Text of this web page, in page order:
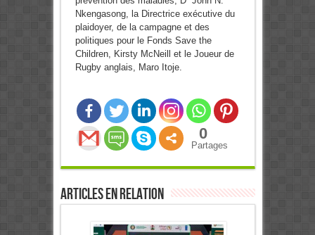
Nkengasong, la Directrice exécutive du
plaidoyer, de la campagne et des
politiques pour le Fonds Save the
Children, Kirsty McNeill et le Joueur de
Rugby anglais, Maro Itoje.
0
Partages
Articles en relation